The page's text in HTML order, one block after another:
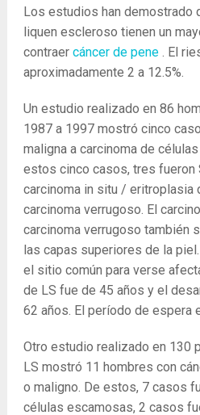
Los estudios han demostrado
liquen escleroso tienen un
contraer cáncer de pene. El
aproximadamente 2 a 12.5%.
Un estudio realizado en 86
1987 a 1997 mostró cinco
maligna a carcinoma de
estos cinco casos, tres fueron
carcinoma in situ / eritroplasia
carcinoma verrugoso. El
carcinoma verrugoso también
las capas superiores de la
el sitio común para verse
de LS fue de 45 años y el
62 años. El período de espera
Otro estudio realizado en 130
LS mostró 11 hombres con
o maligno. De estos, 7 casos
células escamosas, 2 casos